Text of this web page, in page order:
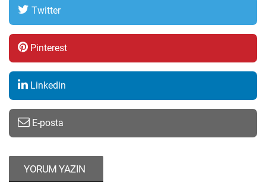
Twitter
Pinterest
Linkedin
E-posta
YORUM YAZIN